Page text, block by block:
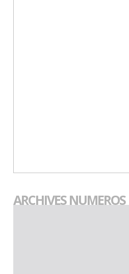
ARCHIVES NUMEROS